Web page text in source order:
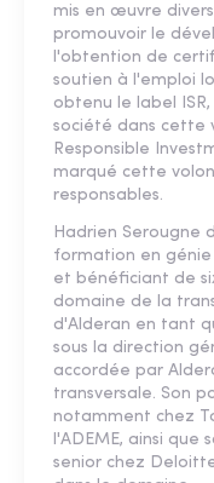
mis en œuvre
promouvoir le
l'obtention de
soutien à l'emploi
obtenu le label
société dans cette
Responsible
marqué cette
responsables.
Hadrien Serougne
formation en génie
et bénéficiant de
domaine de la
d'Alderan en tant
sous la direction
accordée par
transversale. Son
notamment chez
l'ADEME, ainsi que
senior chez